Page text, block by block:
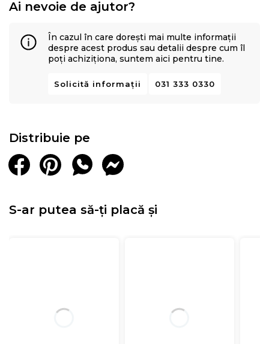
Ai nevoie de ajutor?
În cazul în care dorești mai multe informații
despre acest produs sau detalii despre cum îl
poți achiziționa, suntem aici pentru tine.
Solicită informații 031 333 0330
Distribuie pe
S-ar putea să-ți placă și